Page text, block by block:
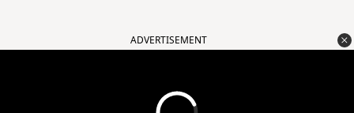
ADVERTISEMENT